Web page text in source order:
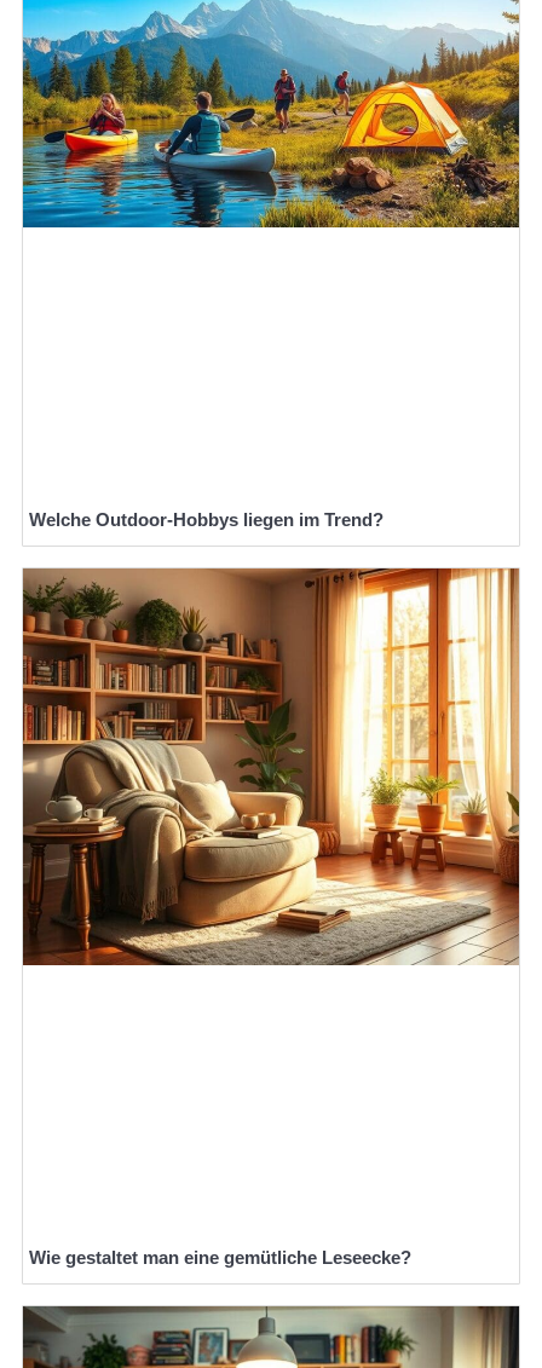
Welche Outdoor-Hobbys liegen im Trend?
Wie gestaltet man eine gemütliche Leseecke?